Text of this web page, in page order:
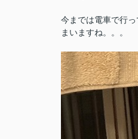
今までは電車で行
まいますね。。。